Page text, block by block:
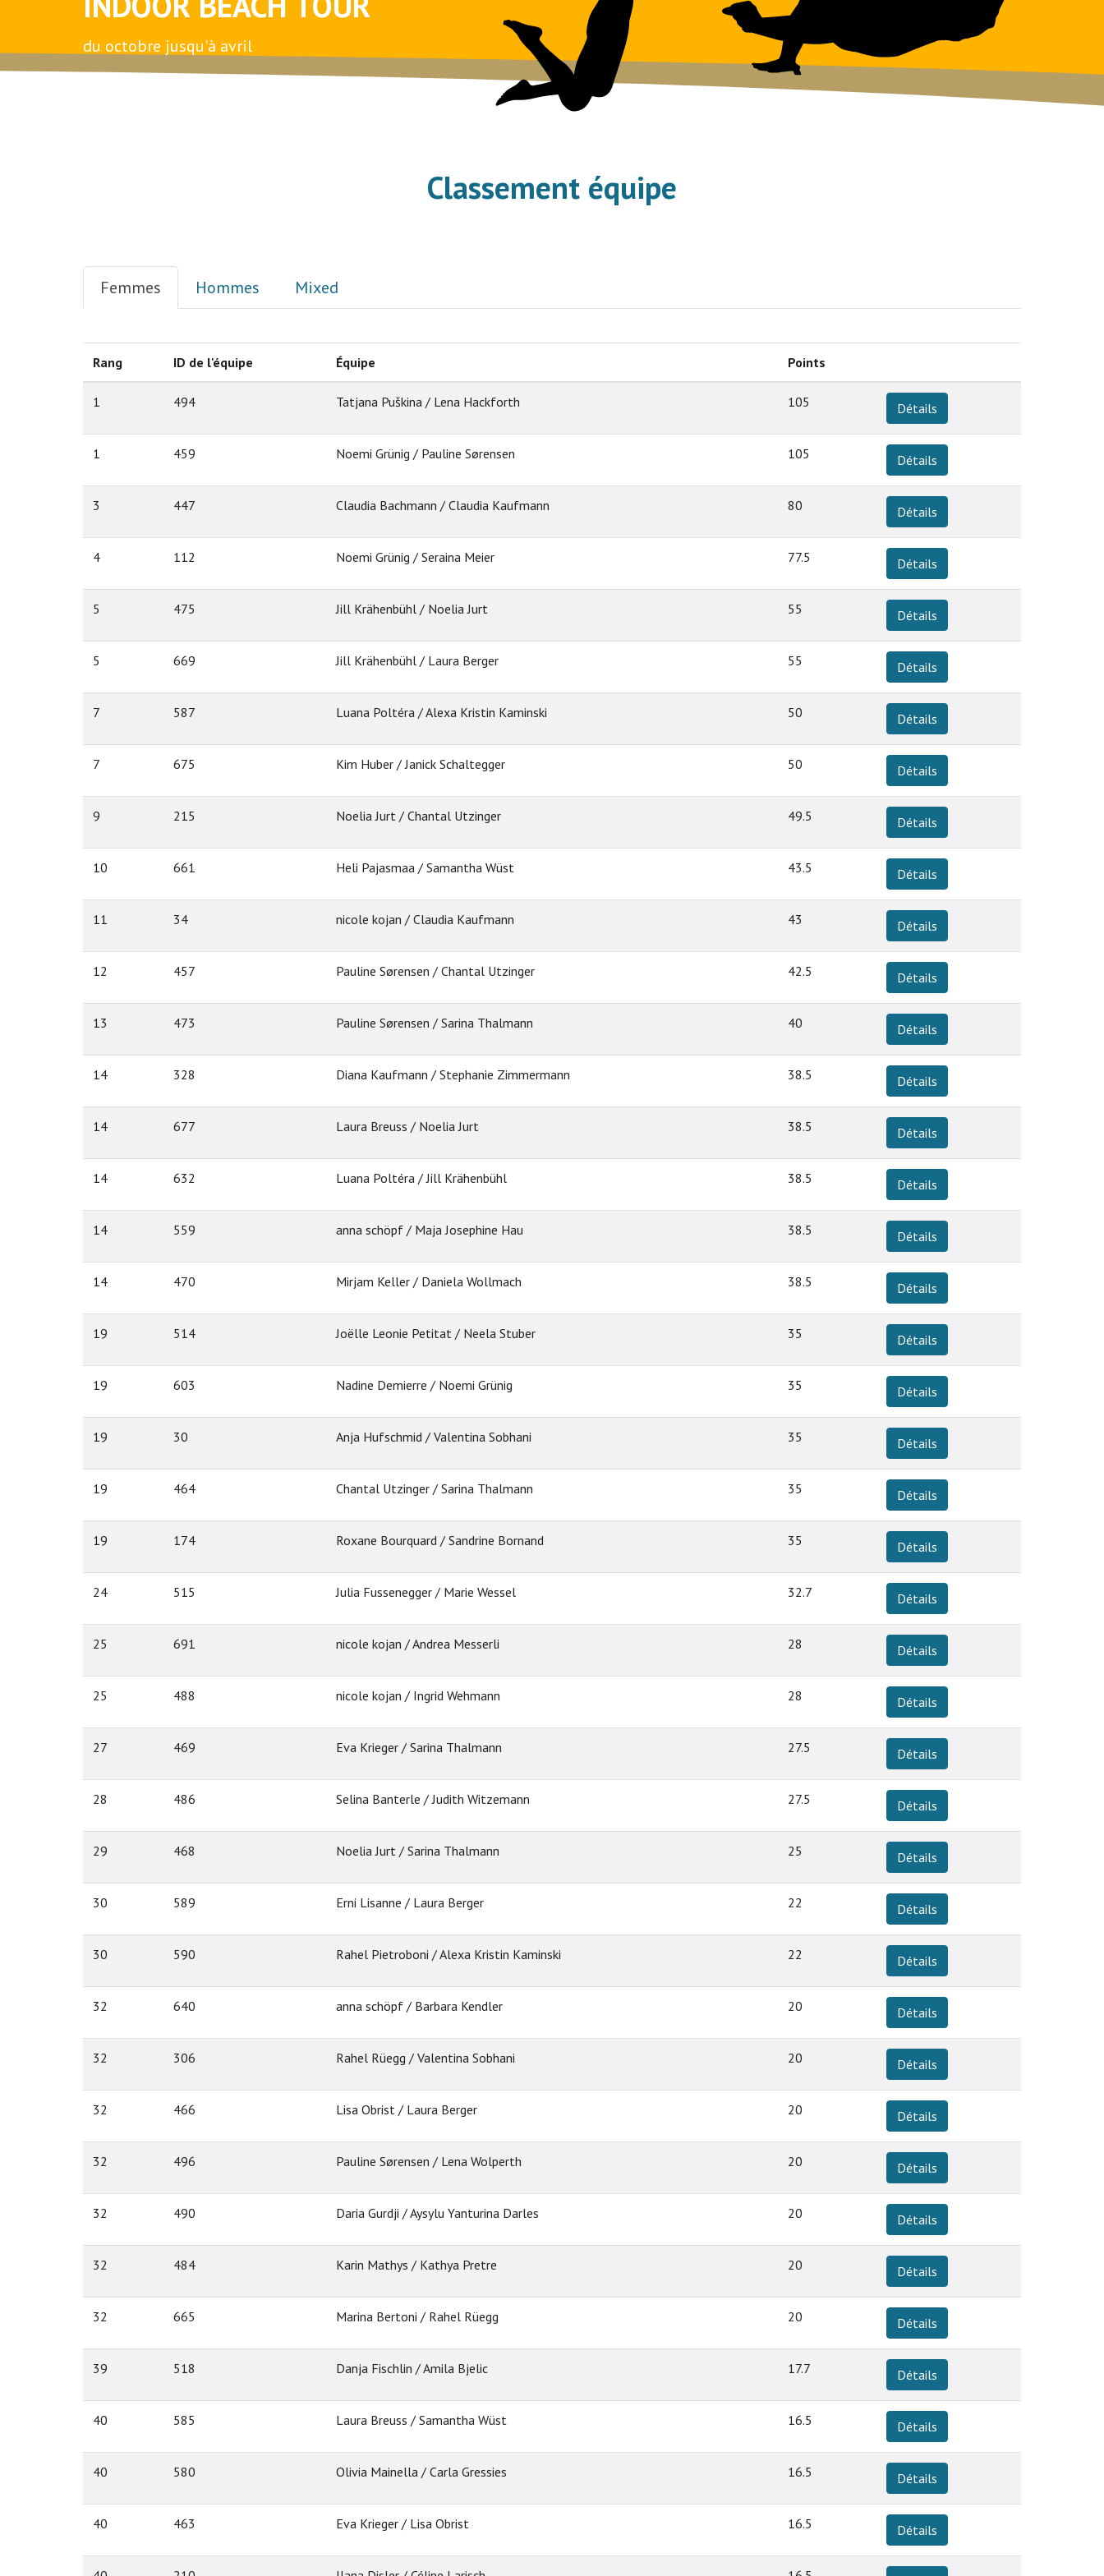
du octobre jusqu'à avril
Classement équipe
Femmes Hommes Mixed
Rang ID de l'équipe Équipe Points
1 494 Tatjana Puškina / Lena Hackforth 105 Détails
1 459 Noemi Grünig / Pauline Sørensen 105 Détails
3 447 Claudia Bachmann / Claudia Kaufmann 80 Détails
4 112 Noemi Grünig / Seraina Meier 77.5 Détails
5 475 Jill Krähenbühl / Noelia Jurt 55 Détails
5 669 Jill Krähenbühl / Laura Berger 55 Détails
7 587 Luana Poltéra / Alexa Kristin Kaminski 50 Détails
7 675 Kim Huber / Janick Schaltegger 50 Détails
9 215 Noelia Jurt / Chantal Utzinger 49.5 Détails
10 661 Heli Pajasmaa / Samantha Wüst 43.5 Détails
11 34 nicole kojan / Claudia Kaufmann 43 Détails
12 457 Pauline Sørensen / Chantal Utzinger 42.5 Détails
13 473 Pauline Sørensen / Sarina Thalmann 40 Détails
14 328 Diana Kaufmann / Stephanie Zimmermann 38.5 Détails
14 677 Laura Breuss / Noelia Jurt 38.5 Détails
14 632 Luana Poltéra / Jill Krähenbühl 38.5 Détails
14 559 anna schöpf / Maja Josephine Hau 38.5 Détails
14 470 Mirjam Keller / Daniela Wollmach 38.5 Détails
19 514 Joëlle Leonie Petitat / Neela Stuber 35 Détails
19 603 Nadine Demierre / Noemi Grünig 35 Détails
19 30 Anja Hufschmid / Valentina Sobhani 35 Détails
19 464 Chantal Utzinger / Sarina Thalmann 35 Détails
19 174 Roxane Bourquard / Sandrine Bornand 35 Détails
24 515 Julia Fussenegger / Marie Wessel 32.7 Détails
25 691 nicole kojan / Andrea Messerli 28 Détails
25 488 nicole kojan / Ingrid Wehmann 28 Détails
27 469 Eva Krieger / Sarina Thalmann 27.5 Détails
28 486 Selina Banterle / Judith Witzemann 27.5 Détails
29 468 Noelia Jurt / Sarina Thalmann 25 Détails
30 589 Erni Lisanne / Laura Berger 22 Détails
30 590 Rahel Pietroboni / Alexa Kristin Kaminski 22 Détails
32 640 anna schöpf / Barbara Kendler 20 Détails
32 306 Rahel Rüegg / Valentina Sobhani 20 Détails
32 466 Lisa Obrist / Laura Berger 20 Détails
32 496 Pauline Sørensen / Lena Wolperth 20 Détails
32 490 Daria Gurdji / Aysylu Yanturina Darles 20 Détails
32 484 Karin Mathys / Kathya Pretre 20 Détails
32 665 Marina Bertoni / Rahel Rüegg 20 Détails
39 518 Danja Fischlin / Amila Bjelic 17.7 Détails
40 585 Laura Breuss / Samantha Wüst 16.5 Détails
40 580 Olivia Mainella / Carla Gressies 16.5 Détails
40 463 Eva Krieger / Lisa Obrist 16.5 Détails